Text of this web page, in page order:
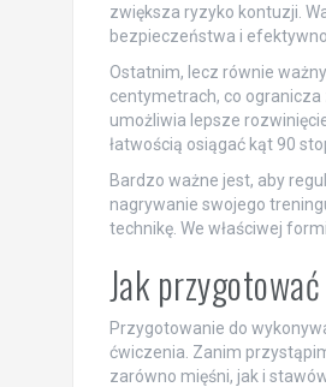
zwiększa ryzyko kontuzji.
bezpieczeństwa i
Ostatnim, lecz równie
centymetrach, co ogranicza
umożliwia lepsze
łatwością osiągać kąt 90
Bardzo ważne jest, aby
nagrywanie swojego
technikę. We właściwej
Jak
Przygotowanie do
ćwiczenia. Zanim
zarówno mięśni, jak i